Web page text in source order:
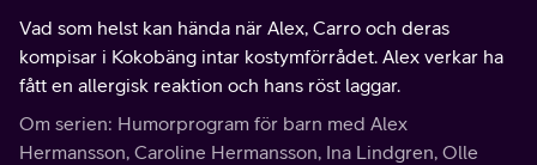
Vad som helst kan hända när Alex, Carro och deras
kompisar i Kokobäng intar kostymförrådet. Alex verkar ha
fått en allergisk reaktion och hans röst laggar.
Om serien: Humorprogram för barn med Alex
Hermansson, Caroline Hermansson, Ina Lindgren, Olle